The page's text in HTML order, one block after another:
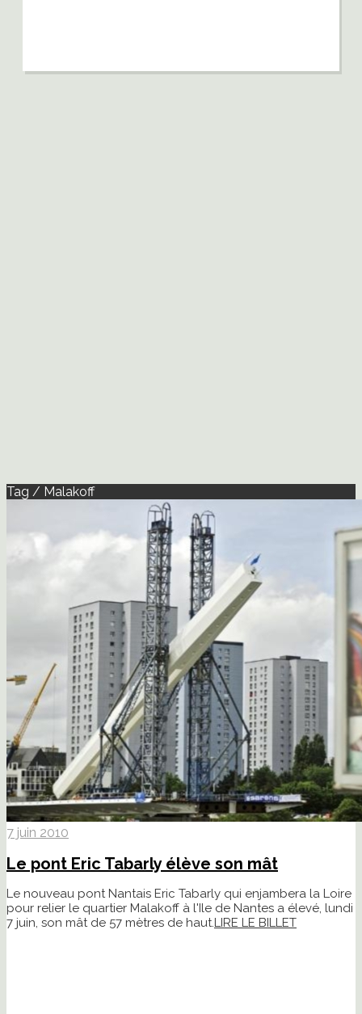
Tag / Malakoff
7 juin 2010
Le pont Eric Tabarly élève son mât
Le nouveau pont Nantais Eric Tabarly qui enjambera la Loire
pour relier le quartier Malakoff à l'Ile de Nantes a élevé, lundi
7 juin, son mât de 57 mètres de haut.LIRE LE BILLET